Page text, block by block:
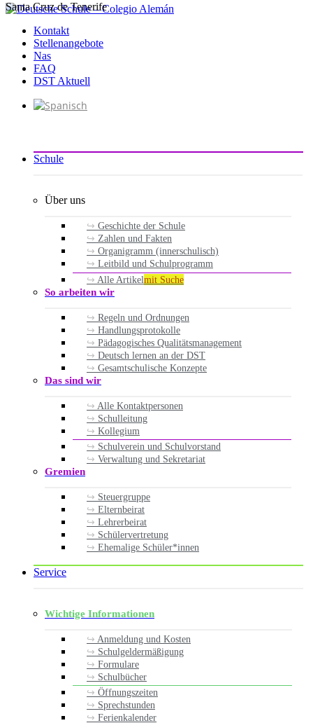
Zum
springen
Santa Cruz de Tenerife
Kontakt
Stellenangebote
Nas
FAQ
DST Aktuell
Schule
Über uns
Geschichte der Schule
Zahlen und Fakten
Organigramm (innerschulisch)
Leitbild und Schulprogramm
Alle Artikelmit Suche
So arbeiten wir
Regeln und Ordnungen
Handlungsprotokolle
Pädagogisches Qualitätsmanagement
Deutsch lernen an der DST
Gesamtschulische Konzepte
Das sind wir
Alle Kontaktpersonen
Schulleitung
Kollegium
Schulverein und Schulvorstand
Verwaltung und Sekretariat
Gremien
Steuergruppe
Elternbeirat
Lehrerbeirat
Schülervertretung
Ehemalige Schüler*innen
Service
Wichtige Informationen
Anmeldung und Kosten
Schulgeldermäßigung
Formulare
Schulbücher
Öffnungszeiten
Sprechstunden
Ferienkalender